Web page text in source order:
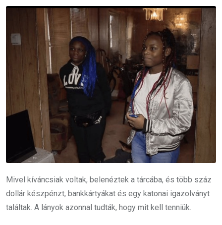
Mivel kíváncsiak voltak, belenéztek a tárcába, és több száz
dollár készpénzt, bankkártyákat és egy katonai igazolványt
találtak. A lányok azonnal tudták, hogy mit kell tenniük.